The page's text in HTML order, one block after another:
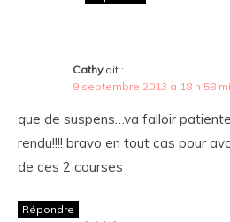
Cathy dit :
9 septembre 2013 à 18 h 58
que de suspens…va falloir
rendu!!!! bravo en tout cas pour
de ces 2 courses
Répondre